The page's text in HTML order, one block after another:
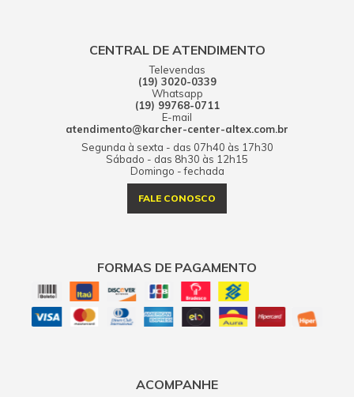
CENTRAL DE ATENDIMENTO
Televendas
(19) 3020-0339
Whatsapp
(19) 99768-0711
E-mail
atendimento@karcher-center-altex.com.br
Segunda à sexta - das 07h40 às 17h30
Sábado - das 8h30 às 12h15
Domingo - fechada
FALE CONOSCO
FORMAS DE PAGAMENTO
ACOMPANHE